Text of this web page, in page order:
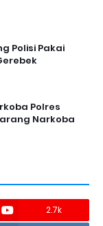
Polisi Pakai
Polres
Narkoba
2.7k